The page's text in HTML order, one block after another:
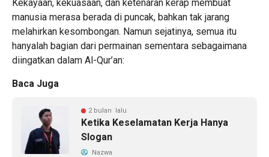
Kekayaan, kekuasaan, dan ketenaran kerap membuat
manusia merasa berada di puncak, bahkan tak jarang
melahirkan kesombongan. Namun sejatinya, semua itu
hanyalah bagian dari permainan sementara sebagaimana
diingatkan dalam Al-Qur’an:
Baca Juga
2 bulan lalu
Ketika Keselamatan Kerja Hanya
Slogan
Nazwa